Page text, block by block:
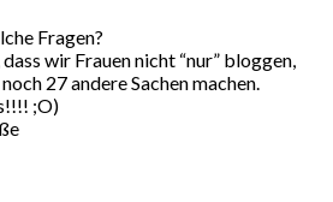
Fragen?
wir Frauen nicht “nur” bloggen,
27 andere Sachen machen.
;O)